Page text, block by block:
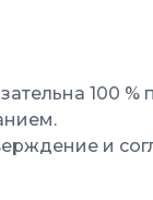
100 %
и